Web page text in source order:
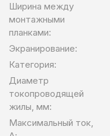
Ширина между
монтажными
планками:
Экранирование:
Категория:
Диаметр
токопроводящей
жилы, мм:
Максимальный ток,